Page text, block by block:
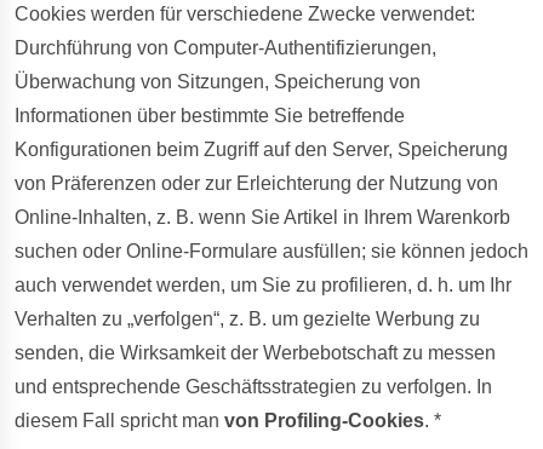
Cookies werden für verschiedene Zwecke verwendet:
Durchführung von Computer-Authentifizierungen,
Überwachung von Sitzungen, Speicherung von
Informationen über bestimmte Sie betreffende
Konfigurationen beim Zugriff auf den Server, Speicherung
von Präferenzen oder zur Erleichterung der Nutzung von
Online-Inhalten, z. B. wenn Sie Artikel in Ihrem Warenkorb
suchen oder Online-Formulare ausfüllen; sie können jedoch
auch verwendet werden, um Sie zu profilieren, d. h. um Ihr
Verhalten zu „verfolgen“, z. B. um gezielte Werbung zu
senden, die Wirksamkeit der Werbebotschaft zu messen
und entsprechende Geschäftsstrategien zu verfolgen. In
diesem Fall spricht man von Profiling-Cookies. *